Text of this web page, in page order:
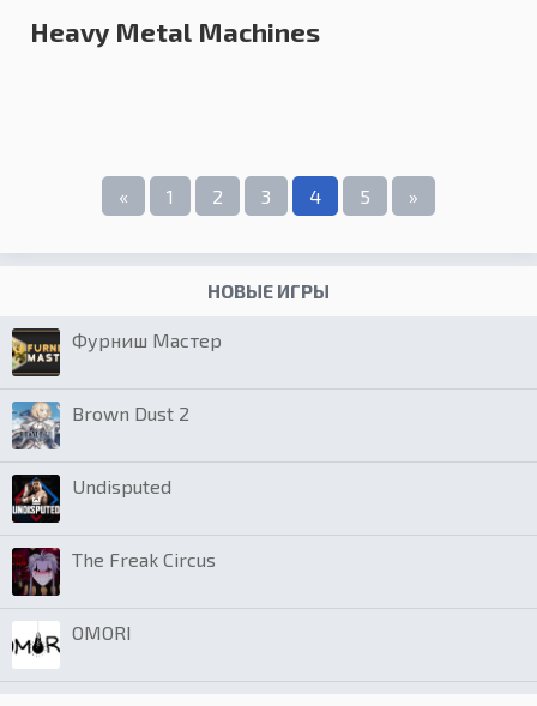
Heavy Metal Machines
« 1 2 3 4 5 »
НОВЫЕ ИГРЫ
Фурниш Мастер
Brown Dust 2
Undisputed
The Freak Circus
OMORI